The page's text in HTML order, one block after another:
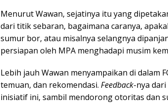
Menurut Wawan, sejatinya itu yang
dari titik sebaran, bagaimana caranya,
sumur bor, atau misalnya selangnya
persiapan oleh MPA menghadapi musim
Lebih jauh Wawan menyampaikan di dalam
temuan, dan rekomendasi. Feedback-nya
inisiatif ini, sambil mendorong otoritas dan